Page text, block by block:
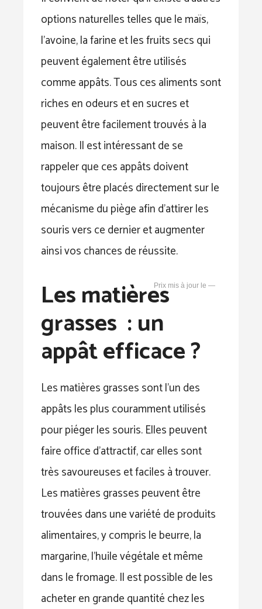
options naturelles telles que le maïs,
l’avoine, la farine et les fruits secs qui
peuvent également être utilisés
comme appâts. Tous ces aliments sont
riches en odeurs et en sucres et
peuvent être facilement trouvés à la
maison. Il est intéressant de se
rappeler que ces appâts doivent
toujours être placés directement sur le
mécanisme du piège afin d’attirer les
souris vers ce dernier et augmenter
ainsi vos chances de réussite.
—
Les matières
grasses : un
appât efficace ?
Les matières grasses sont l’un des
appâts les plus couramment utilisés
pour piéger les souris. Elles peuvent
faire office d’attractif, car elles sont
très savoureuses et faciles à trouver.
Les matières grasses peuvent être
trouvées dans une variété de produits
alimentaires, y compris le beurre, la
margarine, l’huile végétale et même
dans le fromage. Il est possible de les
acheter en grande quantité chez les